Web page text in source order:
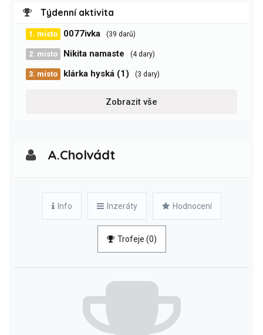
Týdenní aktivita
1. místo 0077ivka (39 darů)
2. místo Nikita namaste (4 dary)
3. místo klárka hyská (1) (3 dary)
Zobrazit vše
A.Cholvádt
Info Inzeráty Hodnocení
Trofeje (0)